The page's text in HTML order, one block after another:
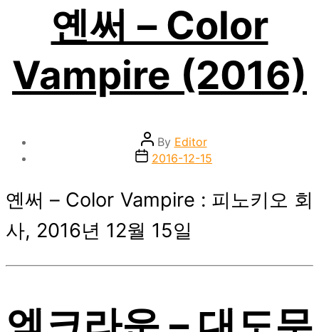
옌써 – Color
Vampire (2016)
Post
author
By Editor
Post2016-12-15
옌써 – Color Vampire : 피노키오 회
사, 2016년 12월 15일